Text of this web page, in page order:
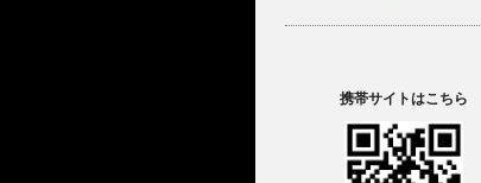
携帯サイトはこちら